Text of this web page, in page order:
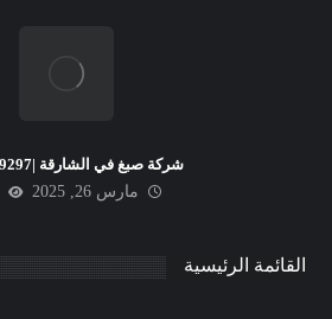
شركة صبغ في الشارقة |0547149297
مارس 26, 2025
القائمة الرئيسية